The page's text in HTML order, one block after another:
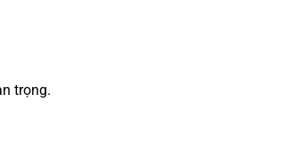
trọng.